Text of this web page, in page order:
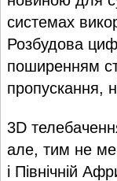
системах
Розбудова
поширенням
пропускання,
3D
але, тим не
і Північній